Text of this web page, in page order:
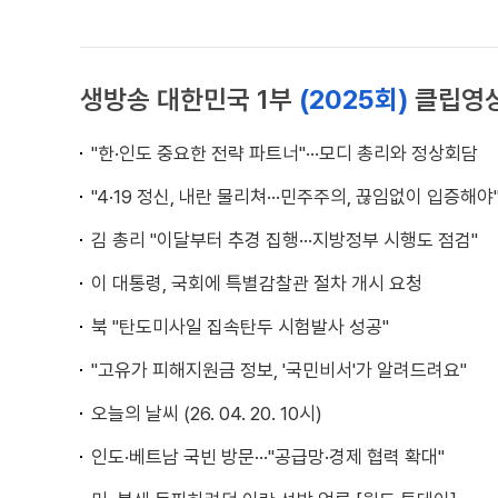
생방송 대한민국 1부 (2025회) 클립영
"한·인도 중요한 전략 파트너"···모디 총리와 정상회담
"4·19 정신, 내란 물리쳐···민주주의, 끊임없이 입증해
김 총리 "이달부터 추경 집행···지방정부 시행도 점검"
이 대통령, 국회에 특별감찰관 절차 개시 요청
북 "탄도미사일 집속탄두 시험발사 성공"
"고유가 피해지원금 정보, '국민비서'가 알려드려요"
오늘의 날씨 (26. 04. 20. 10시)
인도·베트남 국빈 방문···"공급망·경제 협력 확대"